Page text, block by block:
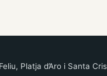
Platja d’Aro i Santa